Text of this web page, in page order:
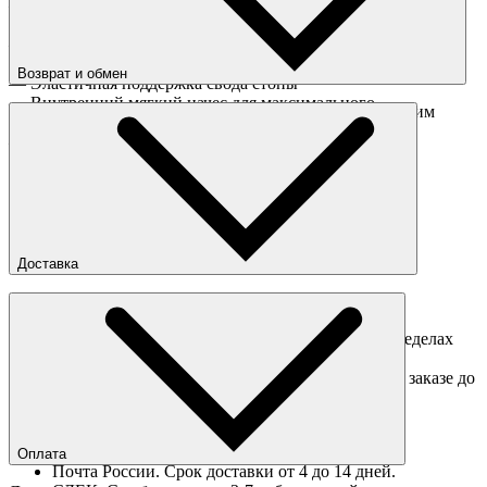
— Дышащий, эластичный и износостойкий материал на
основе длинноволокнистого расчесанного хлопка
— Благодаря бесшовной конструкции мыска и пятки носки
защищают от появления мозолей
— Эластичная поддержка свода стопы
— Внутренний мягкий начес для максимального
— Вышитый логотип бренда
Возврат и обмен
Перед отправкой обмена обязательно свяжитесь с нашим
obmen@sneakerhead.ru
Подробные правила возврата товара
Доставка
Доставка по Москве
Доставка курьером в интервал 13:00-20:00 в пределах
МКАД 350 руб.
Доставка "день в день" в пределах МКАД (при заказе до
Ориентировочные сроки доставки по России
Почта России. Срок доставки от 4 до 14 дней.
Оплата